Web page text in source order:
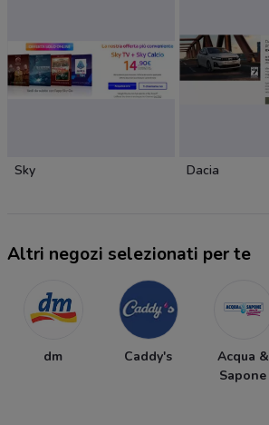
Sky Dacia
Altri negozi selezionati per te
dm Caddy's
Acqua &
Sapone